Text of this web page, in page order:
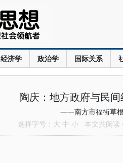
经济学 政治学 国际关系
陶庆：地方政府与民
——南方市福街草根
选择字号： 大 中 小 本文共阅读